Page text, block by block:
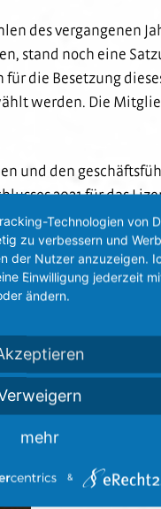
des vergangenen
stand noch eine
die Besetzung
werden. Die
und den
2021 für das
Rohm und (in
in Abwesenheit)
den Vorstand des
sportlichen
Machmeier
Technologien von
zu verbessern und
der Nutzer anzuzeigen.
Einwilligung jederzeit
ändern.
mehr
&